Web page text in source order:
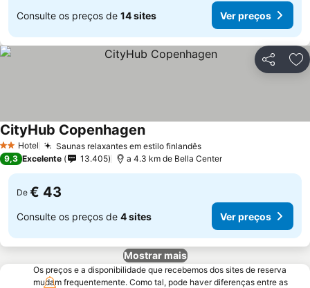
Consulte os preços de 14 sites Ver preços
Partilhar
2 Estrelas
Hotel Saunas relaxantes em estilo finlandês
CityHub Copenhagen
9,3 Excelente 13.405 a 4.3 km de Bella Center
De € 43
Consulte os preços de 4 sites Ver preços
Mostrar mais
Os preços e a disponibilidade que recebemos dos sites de reserva
mudam frequentemente. Como tal, pode haver diferenças entre as